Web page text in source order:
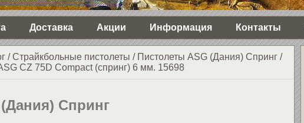
Доставка Акции Информация Контакты
/Страйкбольные пистолеты / Пистолеты ASG (Дания) Спринг/
CZ 75D Compact (спринг) 6 мм. 15698
Спринг